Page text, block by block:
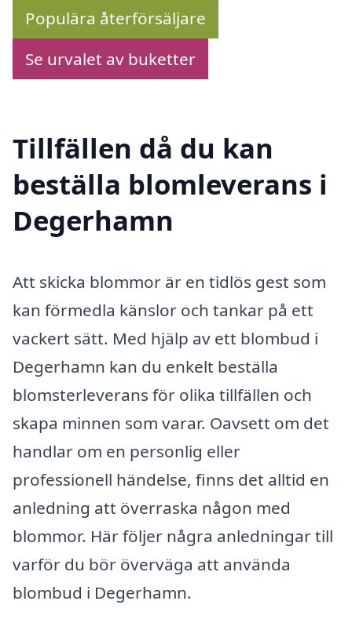
Populära återförsäljare
Se urvalet av buketter
Tillfällen då du kan
beställa blomleverans i
Degerhamn
Att skicka blommor är en tidlös gest som
kan förmedla känslor och tankar på ett
vackert sätt. Med hjälp av ett blombud i
Degerhamn kan du enkelt beställa
blomsterleverans för olika tillfällen och
skapa minnen som varar. Oavsett om det
handlar om en personlig eller
professionell händelse, finns det alltid en
anledning att överraska någon med
blommor. Här följer några anledningar till
varför du bör överväga att använda
blombud i Degerhamn.